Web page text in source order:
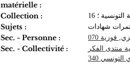
matérielle :
Collection : التونسية‏ ؛ ‏16
Sujets :
Sec. - Personne : ‏فوزية ‏070
Sec. - Collectivité :
‏منتدى الفكر
التونسي‏‏ ‏340